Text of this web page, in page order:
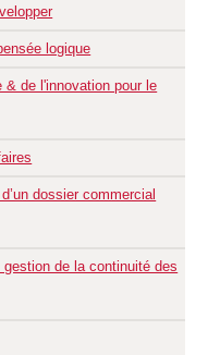
logique
& de l'innovation pour le
dossier commercial
de la continuité des